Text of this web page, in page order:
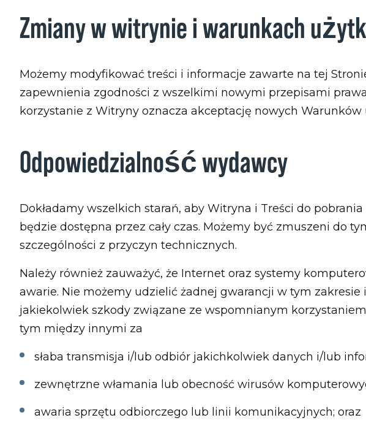
Zmiany w witrynie i warunkach
Możemy modyfikować treści i informacje zawarte na tej
zapewnienia zgodności z wszelkimi nowymi przepisami
korzystanie z Witryny oznacza akceptację nowych Warunków
Odpowiedzialność wydawcy
Dokładamy wszelkich starań, aby Witryna i Treści do
będzie dostępna przez cały czas. Możemy być zmuszeni do
szczególności z przyczyn technicznych.
Należy również zauważyć, że Internet oraz systemy
awarie. Nie możemy udzielić żadnej gwarancji w tym
jakiekolwiek szkody związane ze wspomnianym
tym między innymi za
słaba transmisja i/lub odbiór jakichkolwiek danych i/lub
zewnętrzne włamania lub obecność wirusów
awaria sprzętu odbiorczego lub linii komunikacyjnych; oraz